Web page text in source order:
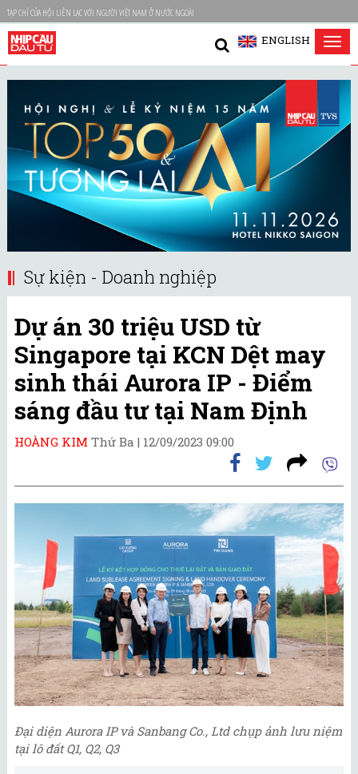
TẠP CHÍ CỦA HỘI LIÊN LẠC VỚI NGƯỜI VIỆT NAM Ở NƯỚC NGOÀI
ENGLISH
Sự kiện - Doanh nghiệp
Dự án 30 triệu USD từ
Singapore tại KCN Dệt may
sinh thái Aurora IP - Điểm
sáng đầu tư tại Nam Định
HOÀNG KIM Thứ Ba | 12/09/2023 09:00
Đại diện Aurora IP và Sanbang Co., Ltd chụp ảnh lưu niệm
tại lô đất Q1, Q2, Q3